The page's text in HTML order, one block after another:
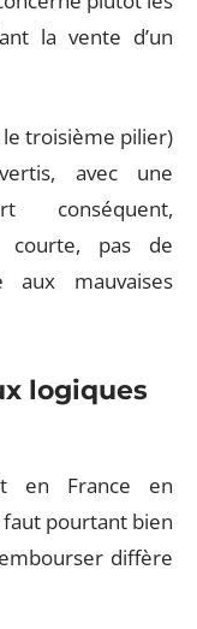
la vente d’un
le troisième pilier)
avec une
courte, pas de
mauvaises
logiques
en France en
pourtant bien
diffère